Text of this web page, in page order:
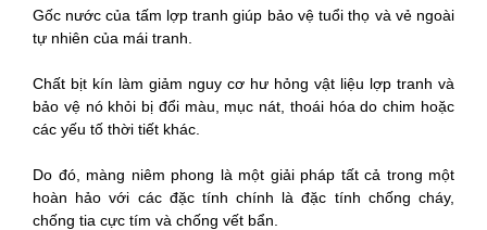
Gốc nước của tấm lợp tranh giúp bảo vệ tuổi thọ và vẻ ngoài
tự nhiên của mái tranh.
Chất bịt kín làm giảm nguy cơ hư hỏng vật liệu lợp tranh và
bảo vệ nó khỏi bị đổi màu, mục nát, thoái hóa do chim hoặc
các yếu tố thời tiết khác.
Do đó, màng niêm phong là một giải pháp tất cả trong một
hoàn hảo với các đặc tính chính là đặc tính chống cháy,
chống tia cực tím và chống vết bẩn.